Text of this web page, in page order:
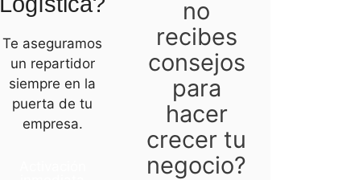
Te aseguramos
un repartidor
siempre en la
puerta de tu
empresa.
no
recibes
consejos
para
hacer
crecer tu
negocio?